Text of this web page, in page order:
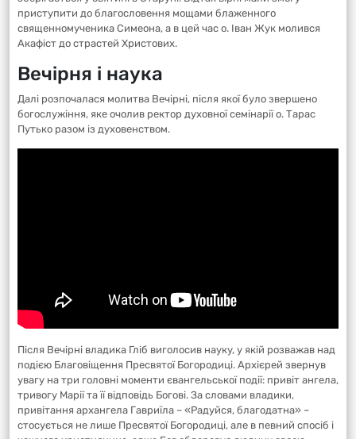
приступити до благословення мощами блаженного
священномученика Симеона, а в цей час о. Іван Жук молився
Акафіст до страстей Христових.
Вечірня і наука
Далі розпочалася молитва Вечірні, після якої було звершено
богослужіння, яке очолив ректор духовної семінарії о. Тарас
Путько разом із духовенством.
Після Вечірні владика Гліб виголосив науку, у якій розважав над
подією Благовіщення Пресвятої Богородиці. Архієрей звернув
увагу на три головні моменти євангельської події: привіт ангела,
тривогу Марії та її відповідь Богові. За словами владики,
привітання архангела Гавриїла – «Радуйся, благодатна» –
стосується не лише Пресвятої Богородиці, але в певний спосіб і